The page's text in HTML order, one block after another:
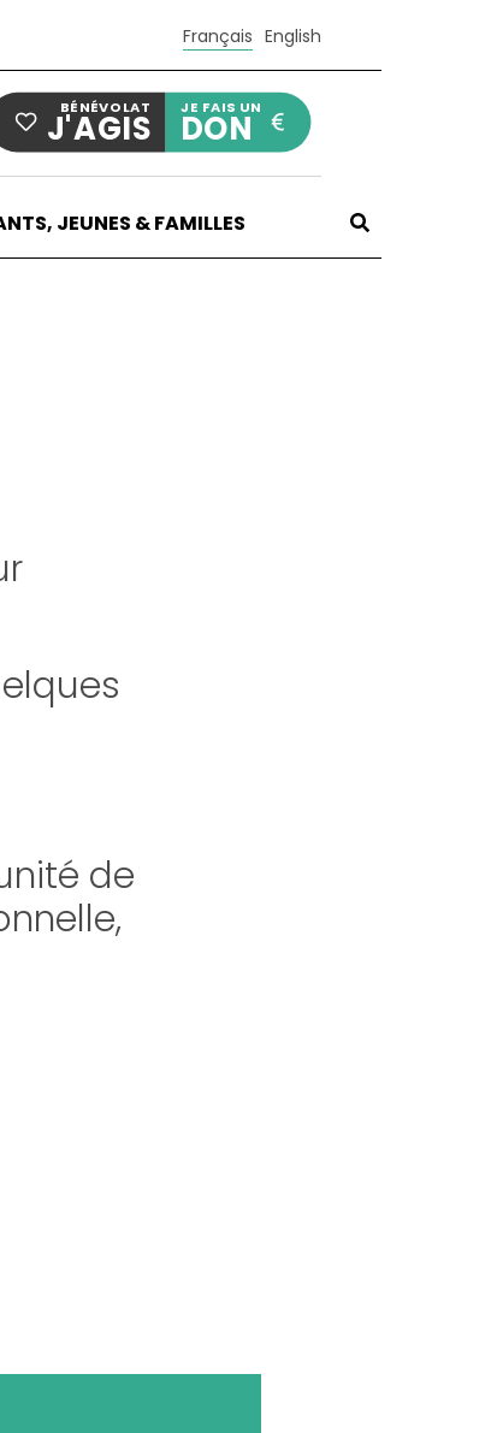
Français English
BÉNÉVOLAT
J'AGIS JE FAIS UN
DON
JEUNES & FAMILLES
de